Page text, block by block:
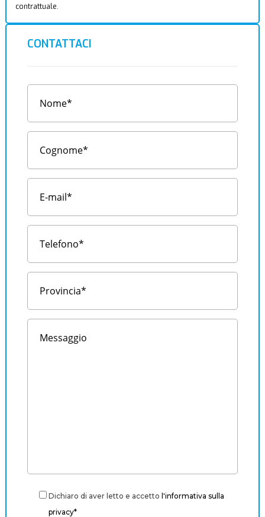
contrattuale.
CONTATTACI
Dichiaro di aver letto e accetto l'informativa sulla
privacy*